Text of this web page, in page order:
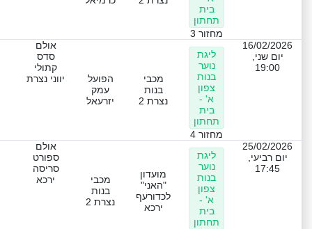
בית
תחתון
מחזור 3
16/02/2026
יום שני,
19:00
ליגת
נוער
בנות
צפון
א' -
בית
תחתון
מחזור 4
מכבי
בנות
נצרת 2
הפועל
עמק
יזרעאל
אולם
סדס
קתולי
יווני נצרת
25/02/2026
יום רביעי,
17:45
ליגת
נוער
בנות
צפון
א' -
בית
תחתון
מועדון
"האני"
לכדורעף
ירכא
מכבי
בנות
נצרת 2
אולם
ספורט
סריסה
ירכא